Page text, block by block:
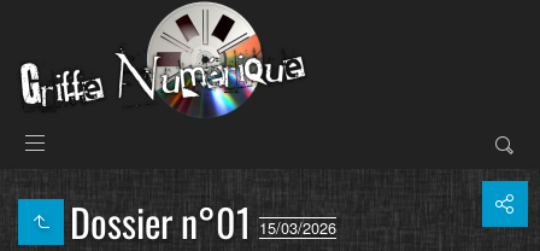
Dossier n°01 15/03/2026